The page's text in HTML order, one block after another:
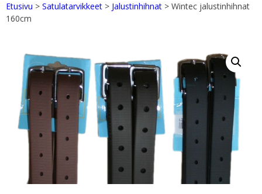
Etusivu > Satulatarvikkeet > Jalustinhihnat > Wintec jalustinhihnat
160cm